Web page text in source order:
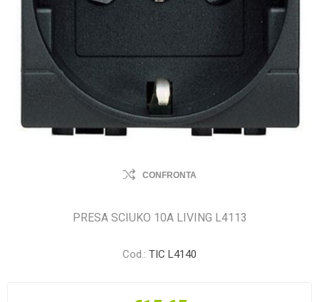
CONFRONTA
PRESA SCIUKO 10A LIVING L4113
Cod.: TIC L4140